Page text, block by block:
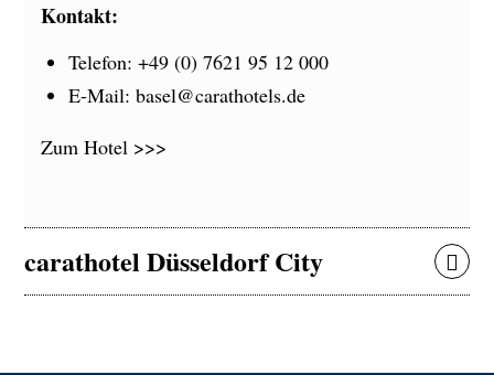
Kontakt:
Telefon: +49 (0) 7621 95 12 000
E-Mail:basel@carathotels.de
Zum Hotel >>>
carathotel Düsseldorf City